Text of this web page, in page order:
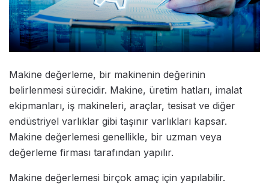
Makine değerleme, bir makinenin değerinin
belirlenmesi sürecidir. Makine, üretim hatları, imalat
ekipmanları, iş makineleri, araçlar, tesisat ve diğer
endüstriyel varlıklar gibi taşınır varlıkları kapsar.
Makine değerlemesi genellikle, bir uzman veya
değerleme firması tarafından yapılır.
Makine değerlemesi birçok amaç için yapılabilir.